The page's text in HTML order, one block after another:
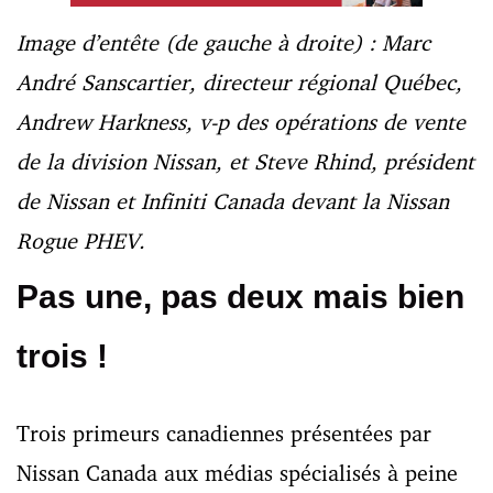
Image d’entête (de gauche à droite) : Marc
André Sanscartier, directeur régional Québec,
Andrew Harkness, v-p des opérations de vente
de la division Nissan, et Steve Rhind, président
de Nissan et Infiniti Canada devant la Nissan
Rogue PHEV.
Pas une, pas deux mais bien
trois !
Trois primeurs canadiennes présentées par
Nissan Canada aux médias spécialisés à peine